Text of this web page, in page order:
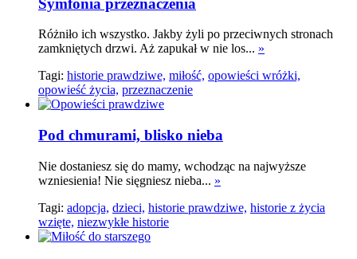
Różniło ich wszystko. Jakby żyli po przeciwnych stronach
zamkniętych drzwi. Aż zapukał w nie los... »
Tagi: historie prawdziwe, miłość, opowieści wróżki,
opowieść życia, przeznaczenie
Pod chmurami, blisko nieba
Nie dostaniesz się do mamy, wchodząc na najwyższe
wzniesienia! Nie sięgniesz nieba... »
Tagi: adopcja, dzieci, historie prawdziwe, historie z życia
wzięte, niezwykłe historie